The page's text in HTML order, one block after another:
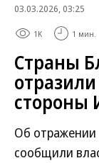
03.03.2026, 03:25
1K 1 мин.
Страны
стороны
Об отражении
сообщили